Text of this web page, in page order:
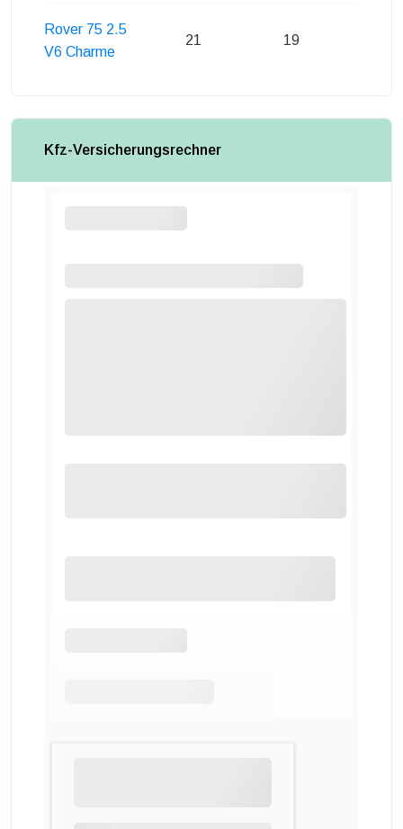
Rover 75 2.5
V6 Charme
21 19
Kfz-Versicherungsrechner